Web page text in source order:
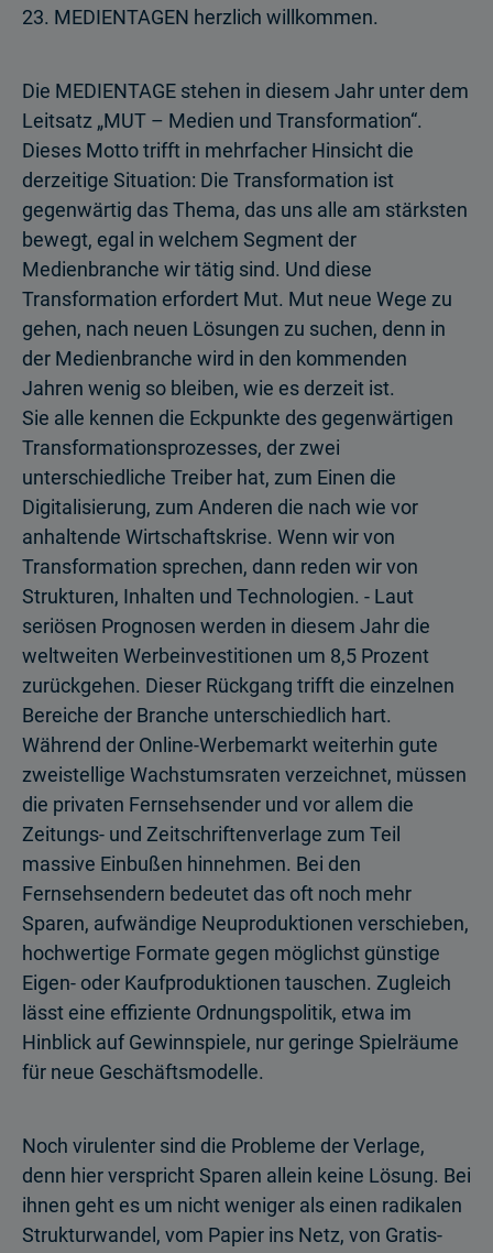
23. MEDIENTAGEN herzlich willkommen.
Die MEDIENTAGE stehen in diesem Jahr unter dem
Leitsatz „MUT – Medien und Transformation“.
Dieses Motto trifft in mehrfacher Hinsicht die
derzeitige Situation: Die Transformation ist
gegenwärtig das Thema, das uns alle am stärksten
bewegt, egal in welchem Segment der
Medienbranche wir tätig sind. Und diese
Transformation erfordert Mut. Mut neue Wege zu
gehen, nach neuen Lösungen zu suchen, denn in
der Medienbranche wird in den kommenden
Jahren wenig so bleiben, wie es derzeit ist.
Sie alle kennen die Eckpunkte des gegenwärtigen
Transformationsprozesses, der zwei
unterschiedliche Treiber hat, zum Einen die
Digitalisierung, zum Anderen die nach wie vor
anhaltende Wirtschaftskrise. Wenn wir von
Transformation sprechen, dann reden wir von
Strukturen, Inhalten und Technologien. - Laut
seriösen Prognosen werden in diesem Jahr die
weltweiten Werbeinvestitionen um 8,5 Prozent
zurückgehen. Dieser Rückgang trifft die einzelnen
Bereiche der Branche unterschiedlich hart.
Während der Online-Werbemarkt weiterhin gute
zweistellige Wachstumsraten verzeichnet, müssen
die privaten Fernsehsender und vor allem die
Zeitungs- und Zeitschriftenverlage zum Teil
massive Einbußen hinnehmen. Bei den
Fernsehsendern bedeutet das oft noch mehr
Sparen, aufwändige Neuproduktionen verschieben,
hochwertige Formate gegen möglichst günstige
Eigen- oder Kaufproduktionen tauschen. Zugleich
lässt eine effiziente Ordnungspolitik, etwa im
Hinblick auf Gewinnspiele, nur geringe Spielräume
für neue Geschäftsmodelle.
Noch virulenter sind die Probleme der Verlage,
denn hier verspricht Sparen allein keine Lösung. Bei
ihnen geht es um nicht weniger als einen radikalen
Strukturwandel, vom Papier ins Netz, von Gratis-